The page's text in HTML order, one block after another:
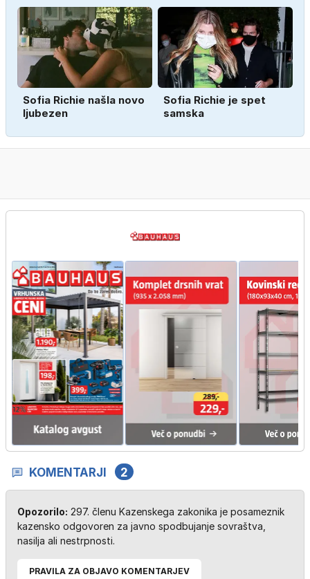
Sofia Richie našla novo
ljubezen
Sofia Richie je spet
samska
KOMENTARJI 2
Opozorilo: 297. členu Kazenskega zakonika je posameznik
kazensko odgovoren za javno spodbujanje sovraštva,
nasilja ali nestrpnosti.
PRAVILA ZA OBJAVO KOMENTARJEV